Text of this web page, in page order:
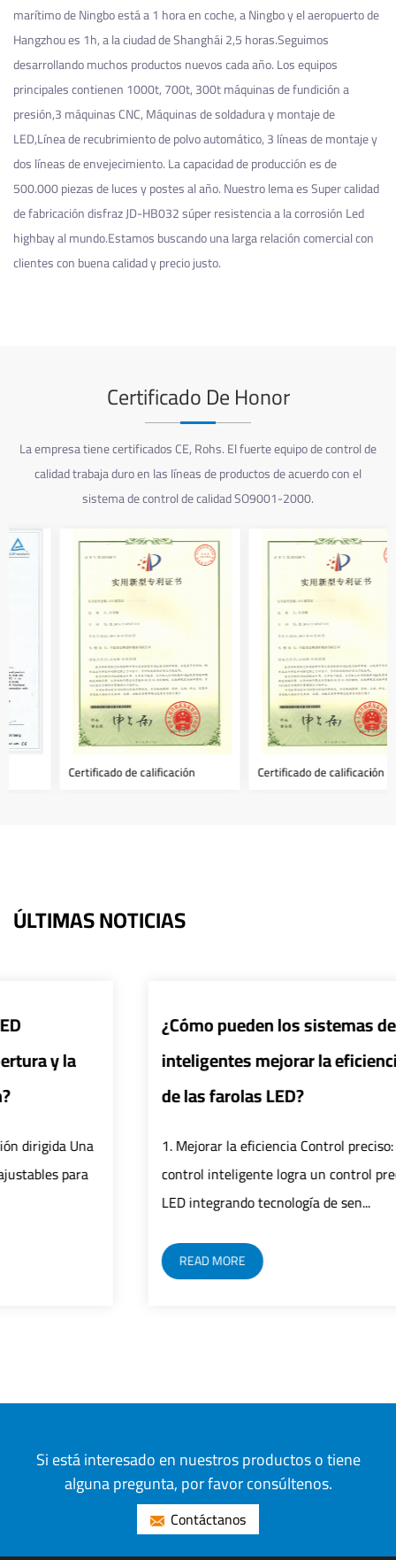
marítimo de Ningbo está a 1 hora en coche, a Ningbo y el aeropuerto de
Hangzhou es 1h, a la ciudad de Shanghái 2,5 horas.Seguimos
desarrollando muchos productos nuevos cada año. Los equipos
principales contienen 1000t, 700t, 300t máquinas de fundición a
presión,3 máquinas CNC, Máquinas de soldadura y montaje de
LED,Línea de recubrimiento de polvo automático, 3 líneas de montaje y
dos líneas de envejecimiento. La capacidad de producción es de
500.000 piezas de luces y postes al año. Nuestro lema es Super calidad
de fabricacióndisfraz JD-HB032 súper resistencia a la corrosión Led
highbayal mundo.Estamos buscando una larga relación comercial con
clientes con buena calidad y precio justo.
Certificado De Honor
La empresa tiene certificados CE, Rohs. El fuerte equipo de control de
calidad trabaja duro en las líneas de productos de acuerdo con el
sistema de control de calidad SO9001-2000.
Certificado de calificación Certificado de calificación
ÚLTIMAS NOTICIAS
¿Cómo pueden los sistemas de control
inteligentes mejorar la eficiencia y seguridad
de las farolas LED?
1. Mejorar la eficiencia Control preciso: El sistema de
control inteligente logra un control preciso de farolas
LED integrando tecnología de sen...
Si está interesado en nuestros productos o tiene
alguna pregunta, por favor consúltenos.
Contáctanos